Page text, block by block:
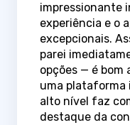
impressionante
experiência e o
excepcionais.
parei
opções — é bom
uma
alto nível faz
destaque da